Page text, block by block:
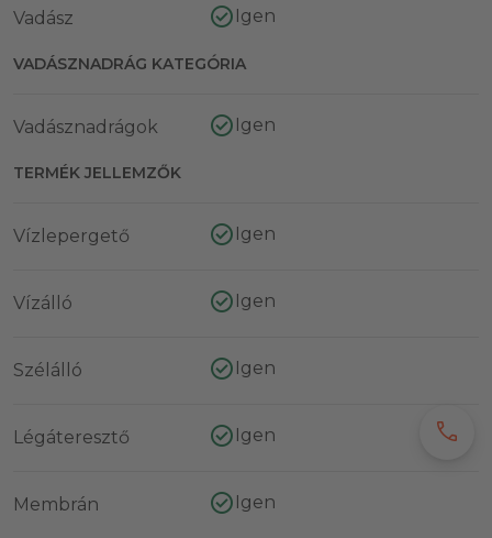
Vadász Igen
VADÁSZNADRÁG KATEGÓRIA
Vadásznadrágok Igen
TERMÉK JELLEMZŐK
Vízlepergető Igen
Vízálló Igen
Szélálló Igen
Légáteresztő Igen
Membrán Igen
call